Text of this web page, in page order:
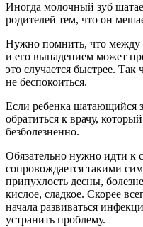
Иногда молочный зуб
родителей тем, что он
Нужно помнить, что между
и его выпадением может
это случается быстрее.
не беспокоиться.
Если ребенка шатающийся
обратиться к врачу,
безболезненно.
Обязательно нужно идти к
сопровождается такими
припухлость десны,
кислое, сладкое. Скорее
начала развиваться
устранить проблему.